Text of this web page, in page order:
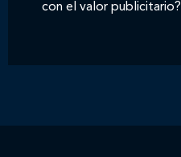
con el valor publicitario?